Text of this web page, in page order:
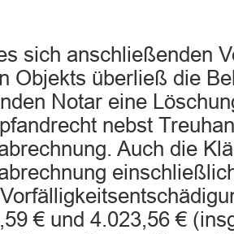
sich anschließenden
Objekts überließ die
Notar eine
nebst
Auch die
€ und 4.023,56 €